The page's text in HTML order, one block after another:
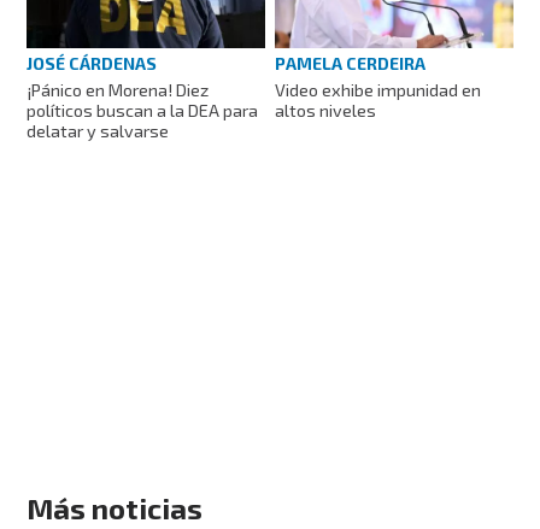
JOSÉ CÁRDENAS
¡Pánico en Morena! Diez
políticos buscan a la DEA para
delatar y salvarse
PAMELA CERDEIRA
Video exhibe impunidad en
altos niveles
Más noticias